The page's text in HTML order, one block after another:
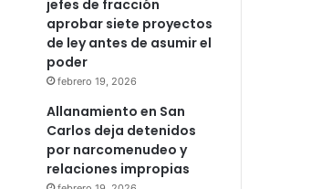
jefes de fracción
aprobar siete proyectos
de ley antes de asumir el
poder
febrero 19, 2026
Allanamiento en San
Carlos deja detenidos
por narcomenudeo y
relaciones impropias